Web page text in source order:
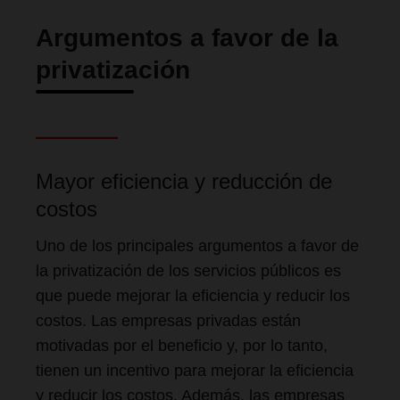
Argumentos a favor de la
privatización
Mayor eficiencia y reducción de
costos
Uno de los principales argumentos a favor de
la privatización de los servicios públicos es
que puede mejorar la eficiencia y reducir los
costos. Las empresas privadas están
motivadas por el beneficio y, por lo tanto,
tienen un incentivo para mejorar la eficiencia
y reducir los costos. Además, las empresas